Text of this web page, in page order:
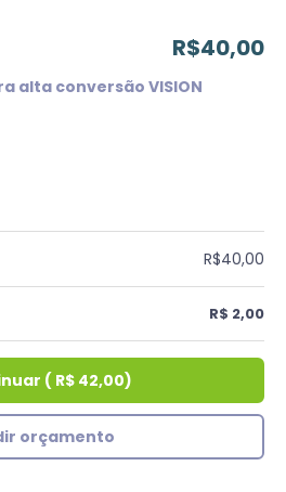
R$40,00
alta conversão VISION
R$40,00
R$ 2,00
( R$ 42,00)
orçamento